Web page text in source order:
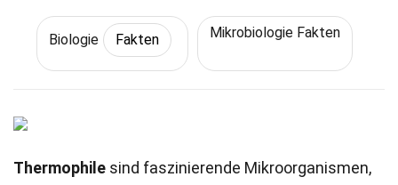
Biologie Fakten Mikrobiologie Fakten
Thermophile sind faszinierende Mikroorganismen,